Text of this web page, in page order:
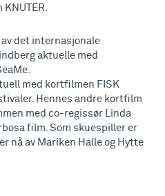
KNUTER.
av det internasjonale
aktuelle med
med kortfilmen FISK
Hennes andre kortfilm
med co-regissør Linda
film. Som skuespiller er
nå av Mariken Halle og Hytte